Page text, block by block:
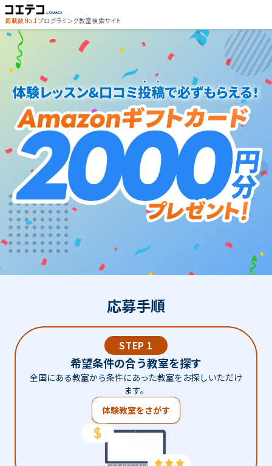
掲載数No.1プログラミング教室検索サイト
応募手順
STEP 1
希望条件の合う教室を探す
全国にある教室から条件にあった教室をお探しいただけ
ます。
体験教室をさがす